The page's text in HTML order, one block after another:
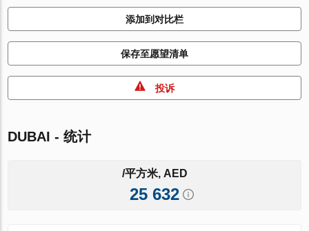
添加到对比栏
保存至愿望清单
投诉
DUBAI - 统计
/平方米, AED
25 632